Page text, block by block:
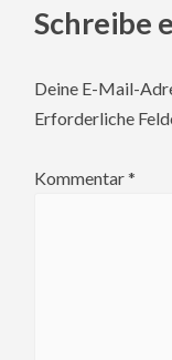
Schreibe
Deine E-Mail-
Erforderliche
Kommentar*